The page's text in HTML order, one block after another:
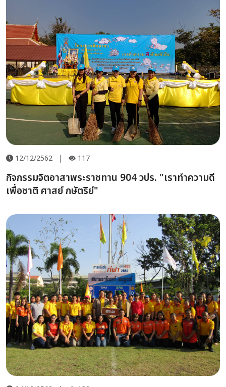
12/12/2562 | 117
กิจกรรมจิตอาสาพระราชทาน 904 วปร. "เราทำความดี
เพื่อชาติ ศาสย์ กษัตริย์"